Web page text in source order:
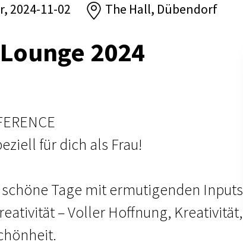
2024-11-02 The Hall, Dübendorf
2024
für dich als Frau!
Tage mit ermutigenden Inputs
– Voller Hoffnung, Kreativität,